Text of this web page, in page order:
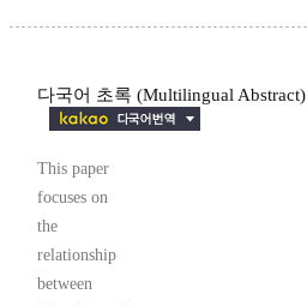
다국어 초록 (Multilingual Abstract)
This paper
focuses on
the
relationship
between